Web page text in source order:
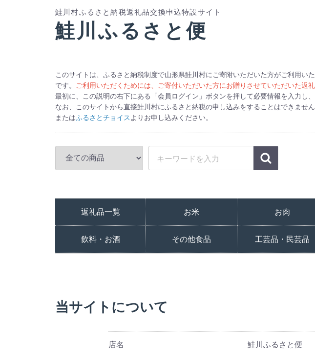
鮭川村ふるさと納税返礼品交換申込特設サイト
鮭川ふるさと便
このサイトは、ふるさと納税制度で山形県鮭川村にご寄附いただいた方がご利用い
です。
ご利用いただくためには、ご寄付いただいた方にお贈りさせていただいた返
最初に、この説明の右下にある「会員ログイン」ボタンを押して必要情報を入力し
なお、このサイトから直接鮭川村にふるさと納税の申し込みをすることはできませ
またはふるさとチョイス よりお申し込みください。
返礼品一覧 お米
つや姫
はえぬき
コシヒカリ
その他
お肉
鶏肉
豚肉
牛肉
その他
飲料・お酒 その他食品 工芸品・民芸品
当サイトについて
店名 鮭川ふるさと便